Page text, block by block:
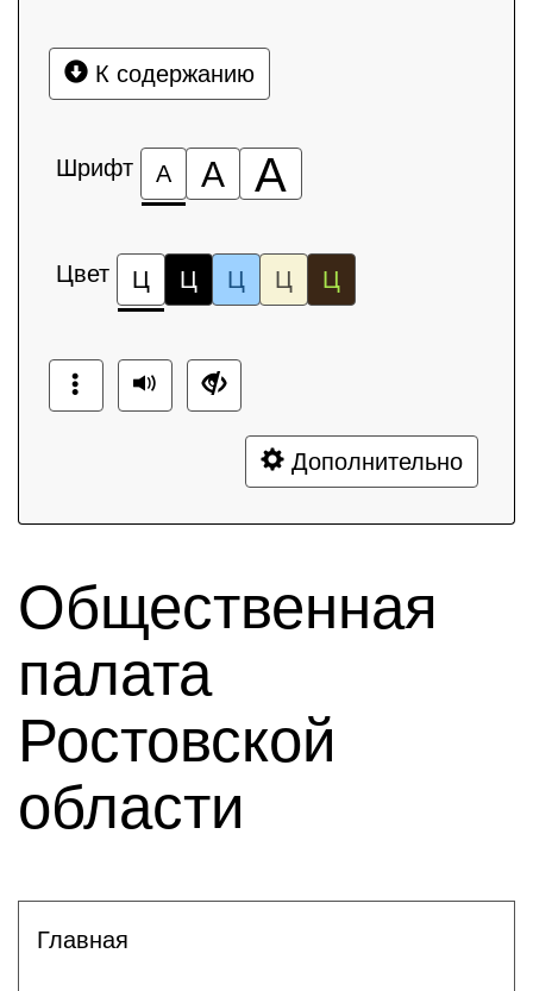
К содержанию
Шрифт А А А
Цвет Ц Ц Ц Ц Ц
Дополнительно
Общественная
палата
Ростовской
области
Главная